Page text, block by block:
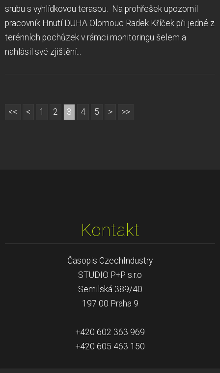
srubu s vyhlídkovou terasou. Na prohřešek upozornil
pracovník Hnutí DUHA Olomouc Radek Kříček při jedné z
terénních pochůzek v rámci monitoringu šelem a
nahlásil své zjištění...
<< < 1 2 3 4 5 > >>
Kontakt
Časopis CzechIndustry
STUDIO P+P s.r.o
Semilská 389/40
197 00 Praha 9
+420 602 363 969
+420 605 463 150